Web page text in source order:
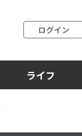
ログイン
ライフ